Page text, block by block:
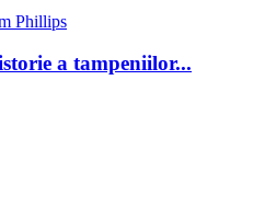
Phillips
a tampeniilor...